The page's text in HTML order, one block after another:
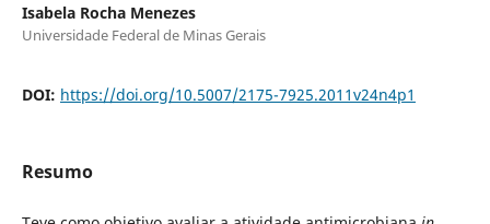
Isabela Rocha Menezes
Universidade Federal de Minas Gerais
DOI: https://doi.org/10.5007/2175-7925.2011v24n4p1
Resumo